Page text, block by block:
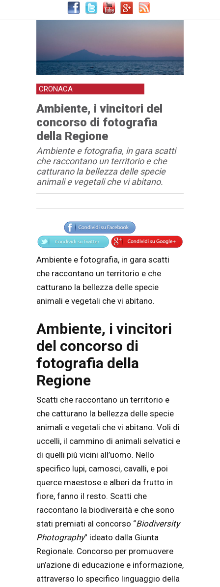
CRONACA
Ambiente, i vincitori del
concorso di fotografia
della Regione
Ambiente e fotografia, in gara scatti
che raccontano un territorio e che
catturano la bellezza delle specie
animali e vegetali che vi abitano.
Articolo
Testo articolo principale
Ambiente e fotografia, in gara scatti
che raccontano un territorio e che
catturano la bellezza delle specie
animali e vegetali che vi abitano.
Ambiente, i vincitori
del concorso di
fotografia della
Regione
Scatti che raccontano un territorio e
che catturano la bellezza delle specie
animali e vegetali che vi abitano. Voli di
uccelli, il cammino di animali selvatici e
di quelli più vicini all’uomo. Nello
specifico lupi, camosci, cavalli, e poi
querce maestose e alberi da frutto in
fiore, fanno il resto. Scatti che
raccontano la biodiversità e che sono
stati premiati al concorso “Biodiversity
Photography” ideato dalla Giunta
Regionale. Concorso per promuovere
un’azione di educazione e informazione,
attraverso lo specifico linguaggio della